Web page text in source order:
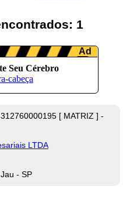
1
[ MATRIZ ] -
LTDA
- SP